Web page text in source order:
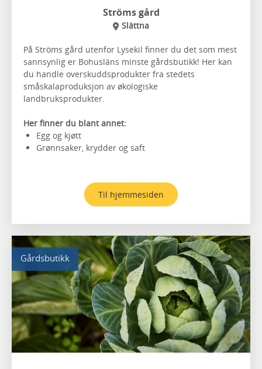
Ströms gård
Slättna
På Ströms gård utenfor Lysekil finner du det som mest
sannsynlig er Bohusläns minste gårdsbutikk! Her kan
du handle overskuddsprodukter fra stedets
småskalaproduksjon av økologiske
landbruksprodukter.
Her finner du blant annet:
Egg og kjøtt
Grønnsaker, krydder og saft
Til hjemmesiden
Gårdsbutikk